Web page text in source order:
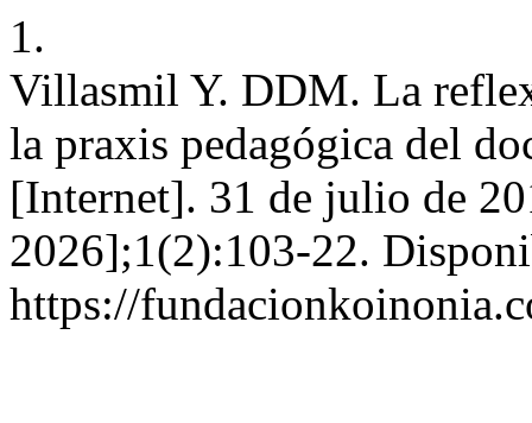
1.
Villasmil Y. DDM. La
la praxis pedagógica del
[Internet]. 31 de julio de
2026];1(2):103-22.
https://